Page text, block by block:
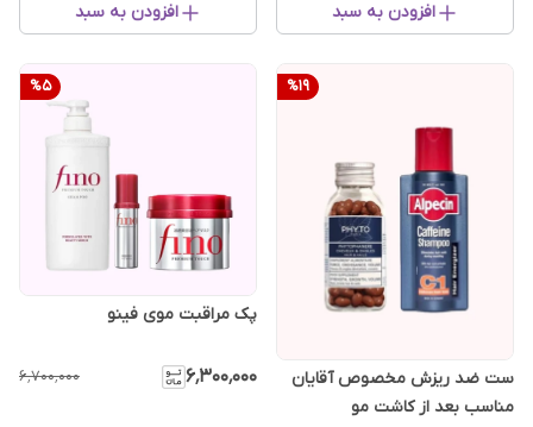
افزودن به سبد افزودن به سبد
%19
ست ضد ریزش مخصوص آقایان
مناسب بعد از کاشت مو
%5
پک مراقبت موی فینو
۶٬۳۰۰٬۰۰۰ ۶٬۷۰۰٬۰۰۰